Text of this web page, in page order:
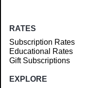
RATES
Subscription Rates
Educational Rates
Gift Subscriptions
EXPLORE